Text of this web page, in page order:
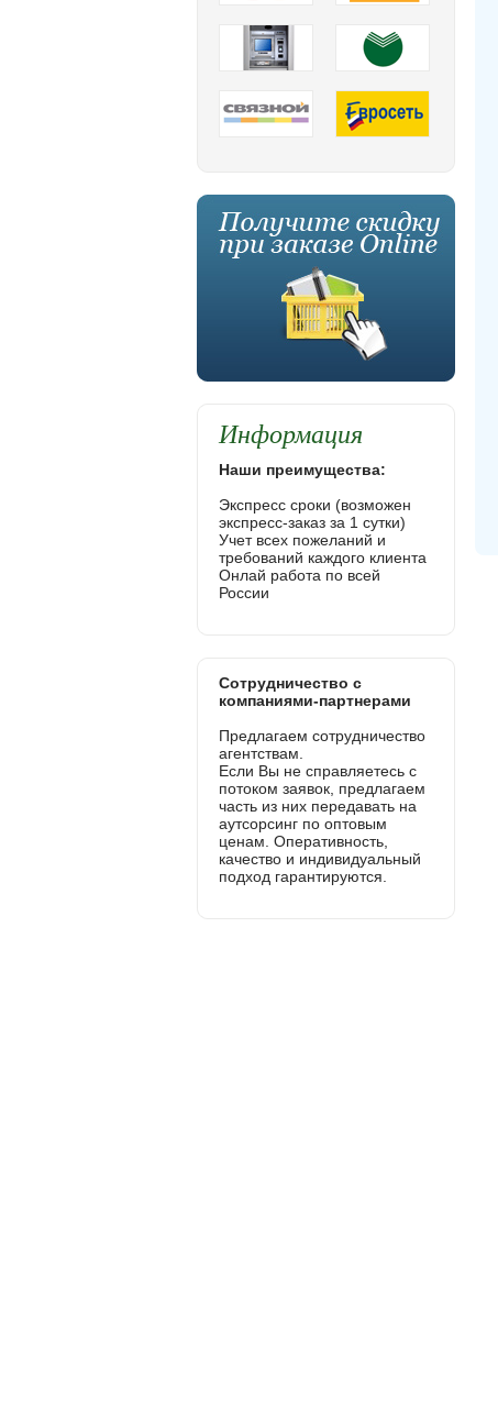
Информация
Наши преимущества:
Экспресс сроки (возможен
экспресс-заказ за 1 сутки)
Учет всех пожеланий и
требований каждого клиента
Онлай работа по всей
России
Сотрудничество с
компаниями-партнерами
Предлагаем сотрудничество
агентствам.
Если Вы не справляетесь с
потоком заявок, предлагаем
часть из них передавать на
аутсорсинг по оптовым
ценам. Оперативность,
качество и индивидуальный
подход гарантируются.